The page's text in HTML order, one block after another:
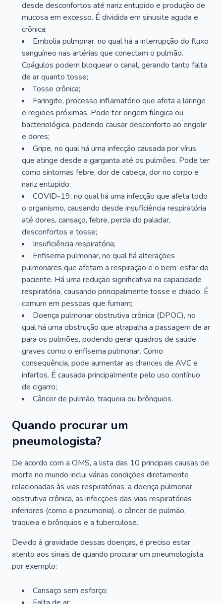
desde desconfortos até nariz entupido e produção de
mucosa em excesso. É dividida em sinusite aguda e
crônica;
Embolia pulmonar, no qual há a interrupção do fluxo
sanguíneo nas artérias que conectam o pulmão.
Coágulos podem bloquear o canal, gerando tanto falta
de ar quanto tosse;
Tosse crônica;
Faringite, processo inflamatório que afeta a laringe
e regiões próximas. Pode ter origem fúngica ou
bacteriológica, podendo causar desconforto ao engolir
e dores;
Gripe, no qual há uma infecção causada por vírus
que atinge desde a garganta até os pulmões. Pode ter
como sintomas febre, dor de cabeça, dor no corpo e
nariz entupido;
COVID-19, no qual há uma infecção que afeta todo
o organismo, causando desde insuficiência respiratória
até dores, cansaço, febre, perda do paladar,
desconfortos e tosse;
Insuficiência respiratória;
Enfisema pulmonar, no qual há alterações
pulmonares que afetam a respiração e o bem-estar do
paciente. Há uma redução significativa na capacidade
respiratória, causando principalmente tosse e chiado. É
comum em pessoas que fumam;
Doença pulmonar obstrutiva crônica (DPOC), no
qual há uma obstrução que atrapalha a passagem de ar
para os pulmões, podendo gerar quadros de saúde
graves como o enfisema pulmonar. Como
consequência, pode aumentar as chances de AVC e
infartos. É causada principalmente pelo uso contínuo
de cigarro;
Câncer de pulmão, traqueia ou brônquios.
Quando procurar um
pneumologista?
De acordo com a OMS, a lista das 10 principais causas de
morte no mundo inclui várias condições diretamente
relacionadas às vias respiratórias: a doença pulmonar
obstrutiva crônica, as infecções das vias respiratórias
inferiores (como a pneumonia), o câncer de pulmão,
traqueia e brônquios e a tuberculose.
Devido à gravidade dessas doenças, é preciso estar
atento aos sinais de quando procurar um pneumologista,
por exemplo:
Cansaço sem esforço;